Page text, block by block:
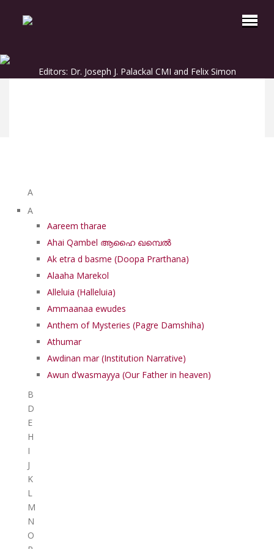
Editors: Dr. Joseph J. Palackal CMI and Felix Simon
A
A
Aareem tharae
Ahai Qambel ആഹൈ ഖമ്പെൽ
Ak etra d basme (Doopa Prarthana)
Alaaha Marekol
Alleluia (Halleluia)
Ammaanaa ewudes
Anthem of Mysteries (Pagre Damshiha)
Athumar
Awdinan mar (Institution Narrative)
Awun d’wasmayya (Our Father in heaven)
B
D
E
H
I
J
K
L
M
N
O